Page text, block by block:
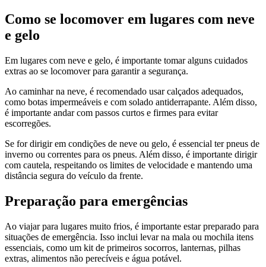
Como se locomover em lugares com neve
e gelo
Em lugares com neve e gelo, é importante tomar alguns cuidados
extras ao se locomover para garantir a segurança.
Ao caminhar na neve, é recomendado usar calçados adequados,
como botas impermeáveis e com solado antiderrapante. Além disso,
é importante andar com passos curtos e firmes para evitar
escorregões.
Se for dirigir em condições de neve ou gelo, é essencial ter pneus de
inverno ou correntes para os pneus. Além disso, é importante dirigir
com cautela, respeitando os limites de velocidade e mantendo uma
distância segura do veículo da frente.
Preparação para emergências
Ao viajar para lugares muito frios, é importante estar preparado para
situações de emergência. Isso inclui levar na mala ou mochila itens
essenciais, como um kit de primeiros socorros, lanternas, pilhas
extras, alimentos não perecíveis e água potável.